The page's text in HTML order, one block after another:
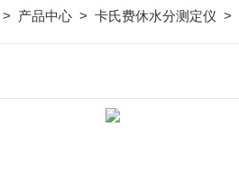
> 产品中心 > 卡氏费休水分测定仪 >